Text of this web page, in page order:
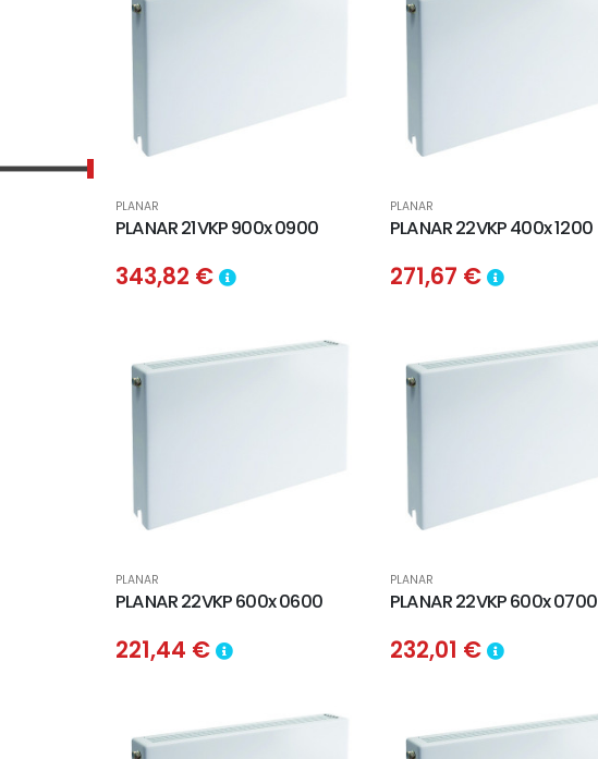
PLANAR
PLANAR 21VKP 900x 0900
343,82 €
PLANAR
PLANAR 22VKP 400x 1200
271,67 €
PLANAR
PLANAR 22VKP 600x 0600
221,44 €
PLANAR
PLANAR 22VKP 600x 0700
232,01 €